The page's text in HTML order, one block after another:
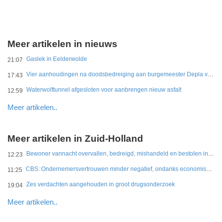
Meer artikelen in nieuws
21:07 Gaslek in Eelderwolde
17:43 Vier aanhoudingen na doodsbedreiging aan burgemeester Depla van Breda
12:59 Waterwolftunnel afgesloten voor aanbrengen nieuw asfalt
Meer artikelen..
Meer artikelen in Zuid-Holland
12:23 Bewoner vannacht overvallen, bedreigd, mishandeld en bestolen in Leidschendam
11:25 CBS: Ondernemersvertrouwen minder negatief, ondanks economische onzekerheid
19:04 Zes verdachten aangehouden in groot drugsonderzoek
Meer artikelen..